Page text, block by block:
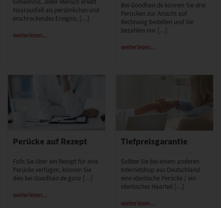
Geheimnis. Jeder Mensch erlebt
Haarausfall als persönliches und
erschreckendes Ereignis. […]
weiterlesen...
Bei Goodhair.de können Sie drei
Perücken zur Ansicht auf
Rechnung bestellen und Sie
bezahlen nur […]
weiterlesen...
Perücke auf Rezept
Falls Sie über ein Rezept für eine
Perücke verfügen, können Sie
dies bei Goodhair.de ganz […]
weiterlesen...
Tiefpreisgarantie
Sollten Sie bei einem anderen
Internetshop aus Deutschland
eine identische Perücke / ein
identisches Haarteil […]
weiterlesen...